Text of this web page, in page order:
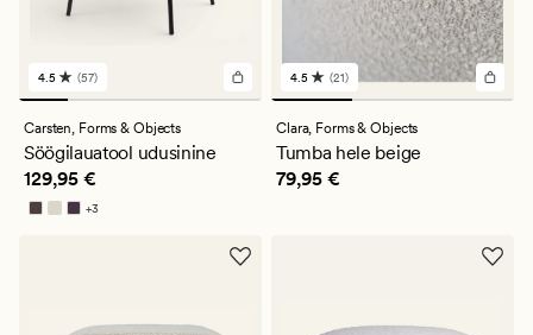
57
arvustust
keskmise
hinnanguga
4.5
4.5 (57)
Carsten, Forms & Objects
Söögilauatool udusinine
Pris_ee 129,95 €
129,95 €
+3
Saadaval rohkemates värvitoonides
21
arvustust
keskmise
hinnanguga
4.5
4.5 (21)
Clara, Forms & Objects
Tumba hele beige
Pris_ee
79,95 €